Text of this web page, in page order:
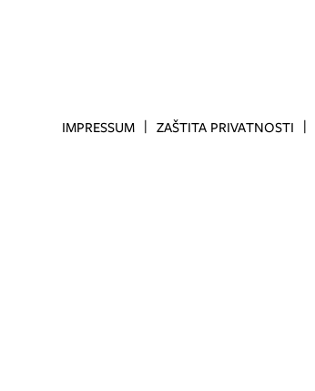
IMPRESSUM ZAŠTITA PRIVATNOSTI